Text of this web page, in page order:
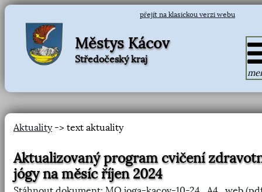
přejít na klasickou verzi webu
Městys Kácov
Středočeský kraj
Aktuality-> text aktuality
Aktualizovaný program cvičení
jógy na měsíc říjen 2024